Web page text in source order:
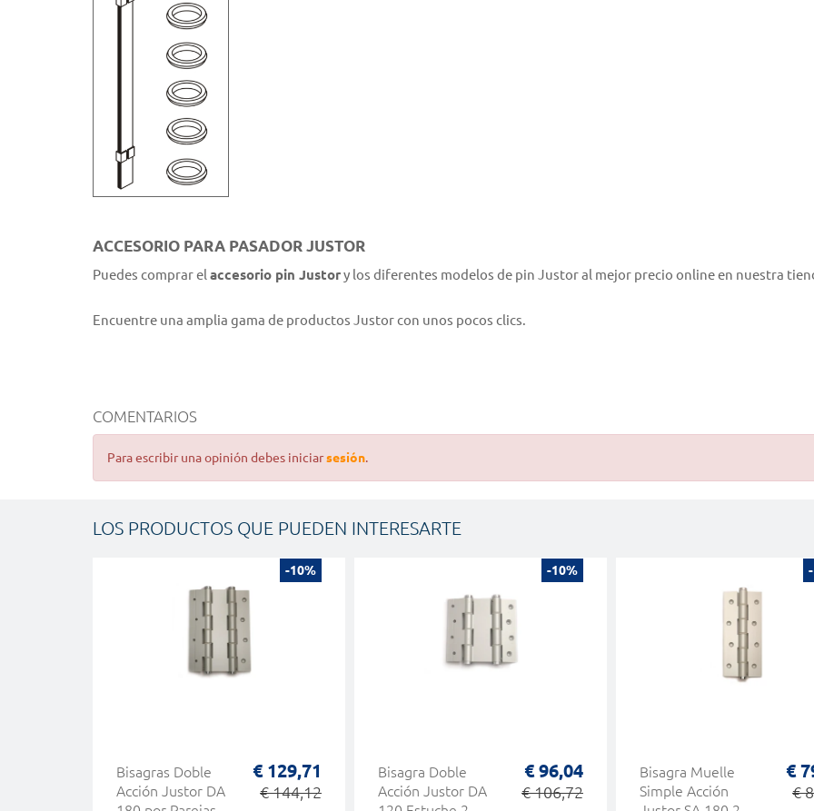
ACCESORIO PARA PASADOR JUSTOR
Puedes comprar el accesorio pin Justory los diferentes modelos de pin Justor al mejor precio online en nuestra
Encuentre una amplia gama de productos Justor con unos pocos clics.
COMENTARIOS
Para escribir una opinión debes iniciarsesión.
LOS PRODUCTOS QUE PUEDEN INTERESARTE
-10%
Bisagras Doble
Acción Justor DA
€ 129,71
€ 144,12
-10%
Bisagra Doble
Acción Justor DA
€ 96,04
€ 106,72
Bisagra Muelle
Simple Acción
€
€